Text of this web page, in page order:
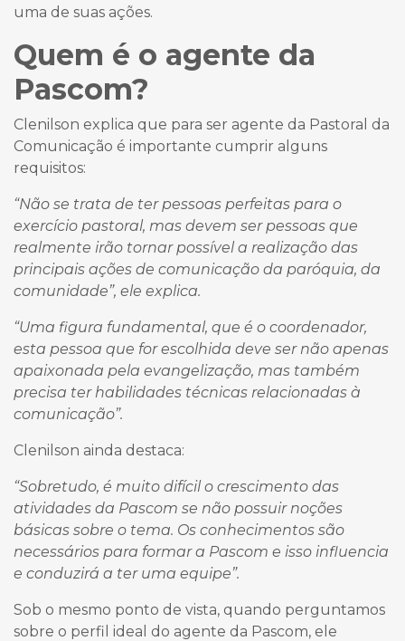
uma de suas ações.
Quem é o agente da
Pascom?
Clenilson explica que para ser agente da Pastoral da
Comunicação é importante cumprir alguns
requisitos:
“Não se trata de ter pessoas perfeitas para o
exercício pastoral, mas devem ser pessoas que
realmente irão tornar possível a realização das
principais ações de comunicação da paróquia, da
comunidade”, ele explica.
“Uma figura fundamental, que é o coordenador,
esta pessoa que for escolhida deve ser não apenas
apaixonada pela evangelização, mas também
precisa ter habilidades técnicas relacionadas à
comunicação”.
Clenilson ainda destaca:
“Sobretudo, é muito difícil o crescimento das
atividades da Pascom se não possuir noções
básicas sobre o tema. Os conhecimentos são
necessários para formar a Pascom e isso influencia
e conduzirá a ter uma equipe”.
Sob o mesmo ponto de vista, quando perguntamos
sobre o perfil ideal do agente da Pascom, ele